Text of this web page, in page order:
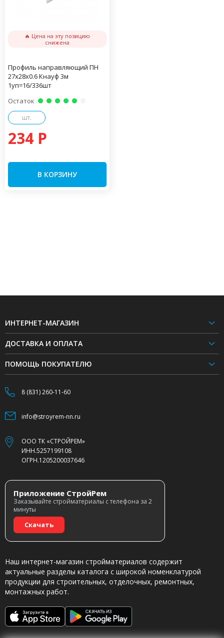
🔥 Цена на эту позицию
снижена
Профиль направляющий ПН
27х28х0.6 Кнауф 3м
1уп=16/336шт
Остаток
шт.
234 P
В КОРЗИНУ
ИНТЕРНЕТ-МАГАЗИН
ДОСТАВКА И ОПЛАТА
ПОМОЩЬ ПОКУПАТЕЛЮ
8 (831) 260-11-60
info@stroyrem-nn.ru
ООО ТК «СТРОЙРЕМ»
ИНН.5257199108
ОГРН.1205200037646
Приложение СтройРем
Заказывайте стройматериалы с телефона за 2
минуты
Скачать
Наш интернет-магазин стройматериалов содержит
актуальные разделы каталога с широкой номенклатурой
продукции для строительных, отделочных, ремонтных,
монтажных работ.